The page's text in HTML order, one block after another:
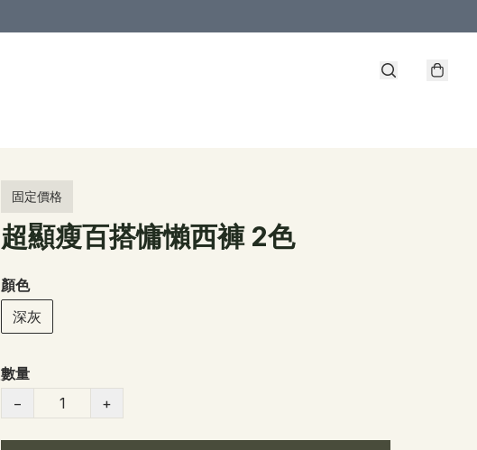
固定價格
超顯瘦百搭慵懶西褲 2色
顏色
深灰
數量
−
+